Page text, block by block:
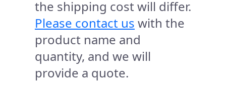
the shipping cost will differ.
Please contact us with the
product name and
quantity, and we will
provide a quote.